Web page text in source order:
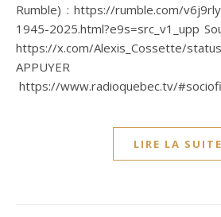
Rumble) : https://rumble.com/
1945-2025.html?e9s=src_v1_upp
https://x.com/Alexis_Cossette/
APPUYER
https://www.radioquebec.tv/
LIRE LA SUITE